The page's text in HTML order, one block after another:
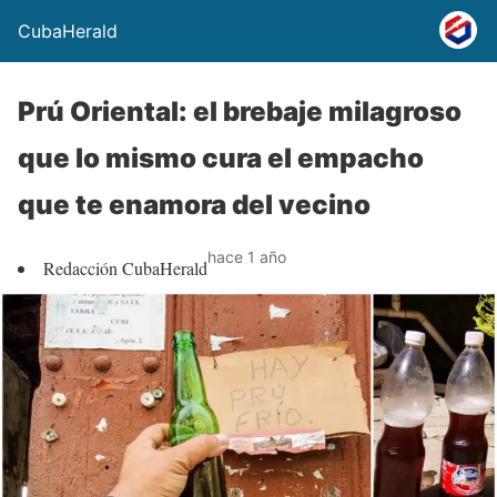
CubaHerald
Prú Oriental: el brebaje milagroso
que lo mismo cura el empacho
que te enamora del vecino
Redacción CubaHeraldhace 1 año